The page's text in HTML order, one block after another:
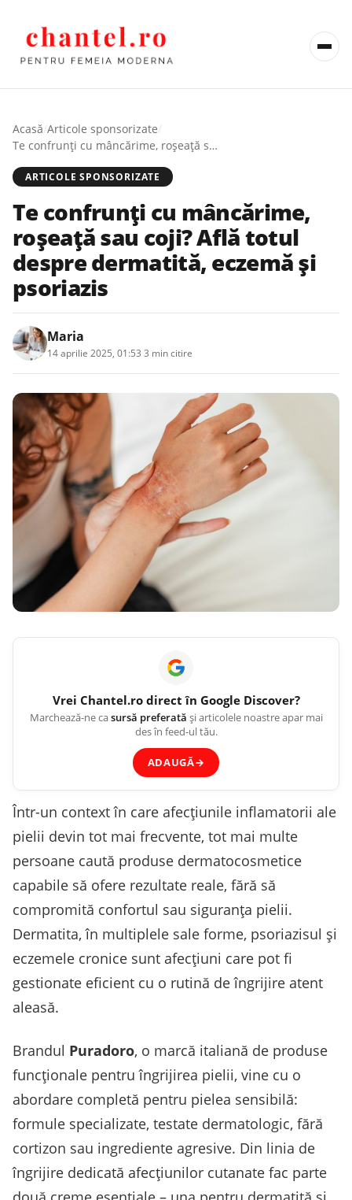
Acasă/Articole sponsorizate/
Te confrunți cu mâncărime, roșeață sau coji? Află totul despre dermatită, eczemă și psoriazis
ARTICOLE SPONSORIZATE
Te confrunți cu mâncărime,
roșeață sau coji? Află totul
despre dermatită, eczemă și
psoriazis
Maria
14 aprilie 2025, 01:53 3 min citire
Vrei Chantel.rodirect în Google Discover?
Marchează-ne casursă preferată și articolele noastre apar mai
des în feed-ul tău.
ADAUGĂ→
Într-un context în care afecțiunile inflamatorii ale
pielii devin tot mai frecvente, tot mai multe
persoane caută produse dermatocosmetice
capabile să ofere rezultate reale, fără să
compromită confortul sau siguranța pielii.
Dermatita, în multiplele sale forme, psoriazisul și
eczemele cronice sunt afecțiuni care pot fi
gestionate eficient cu o rutină de îngrijire atent
aleasă.
Brandul Puradoro, o marcă italiană de produse
funcționale pentru îngrijirea pielii, vine cu o
abordare completă pentru pielea sensibilă:
formule specializate, testate dermatologic, fără
cortizon sau ingrediente agresive. Din linia de
îngrijire dedicată afecțiunilor cutanate fac parte